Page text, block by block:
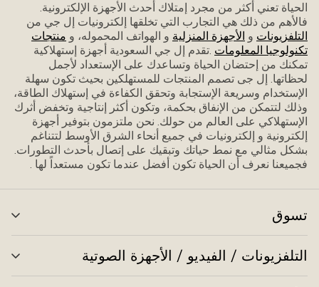
الحياة تعني أكثر من مجرد إمتلاك أحدث الأجهزة الإلكترونية.
فاﻷهم من ذلك هي التجارب التي تخلقها إلكترونيات إل جي من
التلفزيونات و الأجهزة المنزلية و الهواتف المحموله، و منتجات
تكنولوجيا المعلومات .تقدم إل جي السعودية أجهزة إستهلاكية
تمكنك من إحتضان الحياة وتساعدك على الإستعداد ﻷجمل
لحظاتها. إل جى تصمم المنتجات للمستهلكين بحيث تكون سهلة
الإستخدام وسريعة الإستجابة وتحقق الكفاءة في إستهلاك الطاقة،
وذلك لتتمكن من الإنفاق بحكمة، وتكون أكثر إنتاجية وتخفض أثرك
الإستهلاكي على العالم من حولك. نحن ملتزمون بتوفير أجهزة
إلكترونية و إلكترونيات في جميع أنحاء الشرق الأوسط لتتناغم
بشكل مثالي مع نمط حياتك وتبقيك على إتصال بأحدث التطورات.
فجميعنا نعرف أن الحياة تكون أفضل عندما تكون مستعداً لها .
تسوق
التلفزيونات / الفيديو / الأجهزة الصوتية